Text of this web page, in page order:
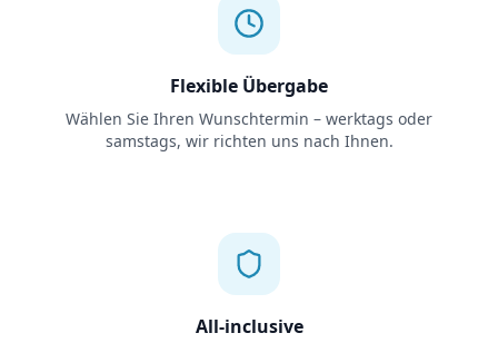
Flexible Übergabe
Wählen Sie Ihren Wunschtermin – werktags oder
samstags, wir richten uns nach Ihnen.
All-inclusive